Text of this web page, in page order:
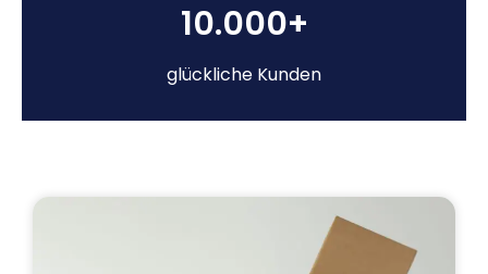
10.000+
glückliche Kunden